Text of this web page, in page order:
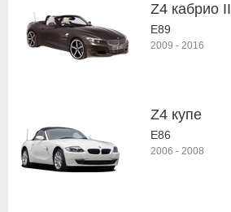
Z4 кабрио II
E89
2009 - 2016
Z4 купе
E86
2006 - 2008